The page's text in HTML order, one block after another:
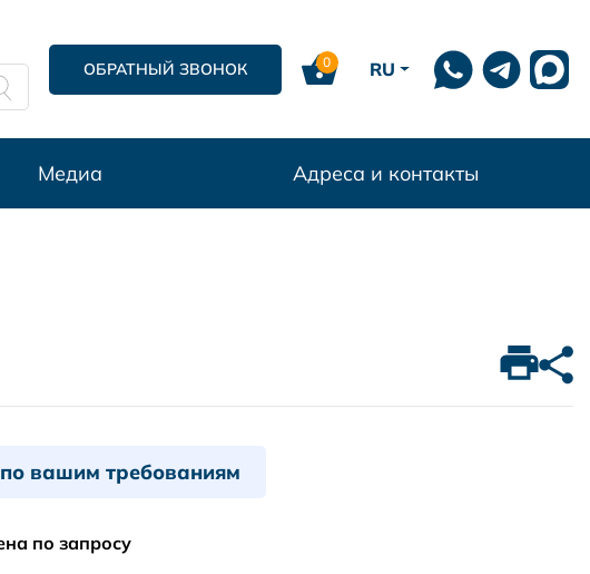
ОБРАТНЫЙ ЗВОНОК 0 RU
Медиа Адреса и контакты
вашим требованиям
по запросу